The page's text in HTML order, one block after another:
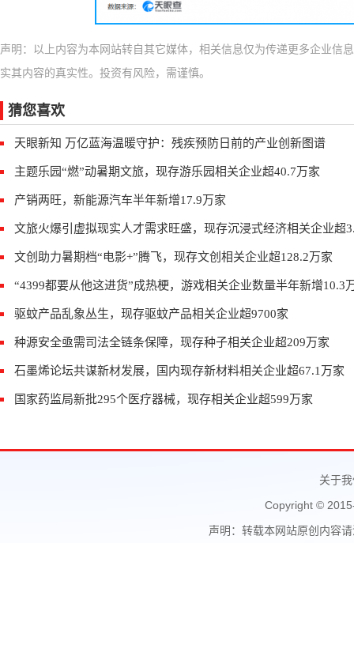
声明：以上内容为本网站转自其它媒体，相关信息仅为传递更多企业信
实其内容的真实性。投资有风险，需谨慎。
猜您喜欢
天眼新知 万亿蓝海温暖守护：残疾预防日前的产业创新图谱
主题乐园“燃”动暑期文旅，现存游乐园相关企业超40.7万家
产销两旺，新能源汽车半年新增17.9万家
文旅火爆引虚拟现实人才需求旺盛，现存沉浸式经济相关企业超
文创助力暑期档“电影+”腾飞，现存文创相关企业超128.2万家
“4399都要从他这进货”成热梗，游戏相关企业数量半年新增10.3
驱蚊产品乱象丛生，现存驱蚊产品相关企业超9700家
种源安全亟需司法全链条保障，现存种子相关企业超209万家
石墨烯论坛共谋新材发展，国内现存新材料相关企业超67.1万家
国家药监局新批295个医疗器械，现存相关企业超599万家
关于
Copyright ©
声明：转载本网站原创内容